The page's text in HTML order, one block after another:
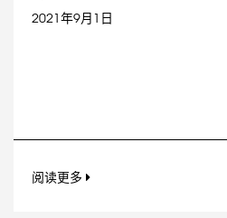
2021年9月1日
阅读更多